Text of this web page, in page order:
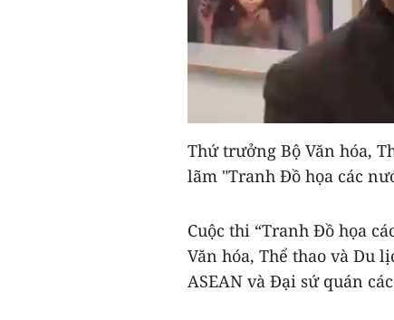
Thứ trưởng Bộ Văn hóa,
lãm "Tranh Đồ họa các
Cuộc thi “Tranh Đồ họa
Văn hóa, Thể thao và Du
ASEAN và Đại sứ quán